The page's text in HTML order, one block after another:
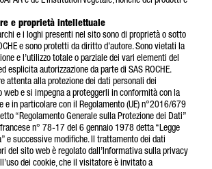
e proprietà intellettuale
e i loghi presenti nel sito sono di proprietà o sotto
e sono protetti da diritto d’autore. Sono vietati la
e l’utilizzo totale o parziale dei vari elementi del
esplicita autorizzazione da parte di SAS ROCHE.
attenta alla protezione dei dati personali dei
e si impegna a proteggerli in conformità con la
e in particolare con il Regolamento (UE) n°2016/679
“Regolamento Generale sulla Protezione dei Dati”
francese n° 78-17 del 6 gennaio 1978 detta “Legge
e successive modifiche. Il trattamento dei dati
del sito web è regolato dall’Informativa sulla privacy
dei cookie, che il visitatore è invitato a